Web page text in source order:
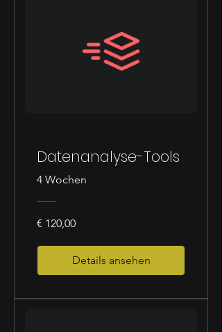
Datenanalyse-Tools
4 Wochen
€ 120,00
Details ansehen